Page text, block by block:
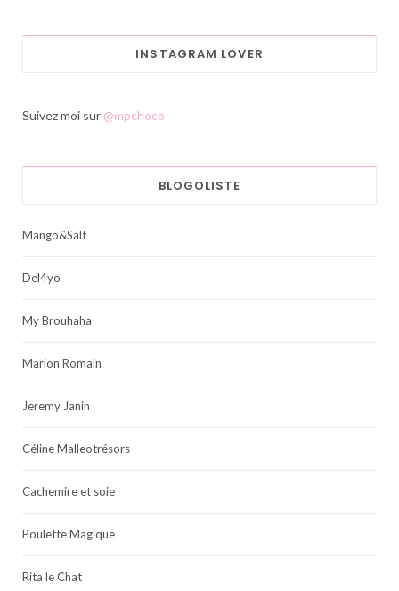
INSTAGRAM LOVER
Suivez moi sur @mpchoco
BLOGOLISTE
Mango&Salt
Del4yo
My Brouhaha
Marion Romain
Jeremy Janin
Céline Malleotrésors
Cachemire et soie
Poulette Magique
Rita le Chat